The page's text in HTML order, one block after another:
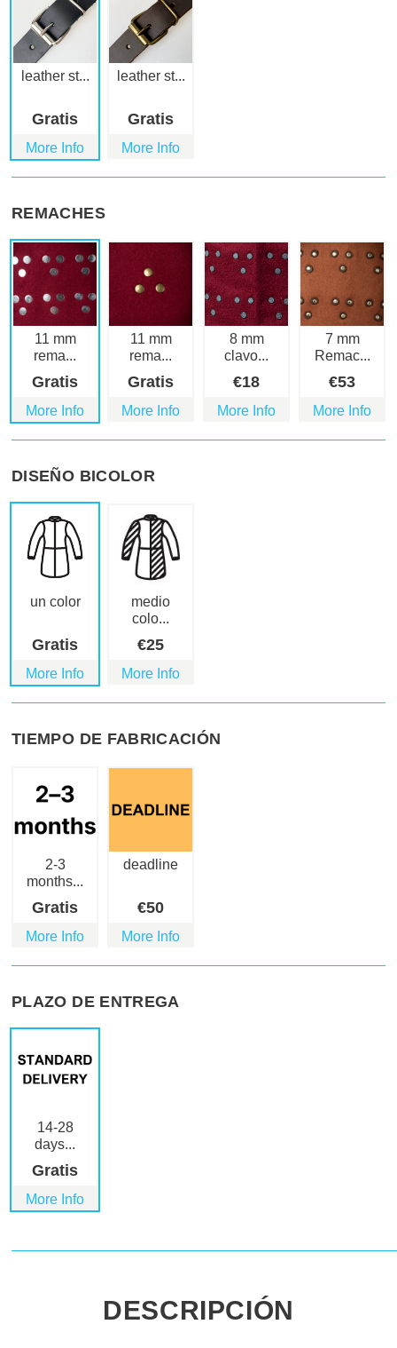
leather st...
Gratis
More Info
leather st...
Gratis
More Info
REMACHES
11 mm
rema...
Gratis
More Info
11 mm
rema...
Gratis
More Info
8 mm
clavo...
€18
More Info
7 mm
Remac...
€53
More Info
DISEÑO BICOLOR
un color
Gratis
More Info
medio
colo...
€25
More Info
TIEMPO DE FABRICACIÓN
2-3
months...
Gratis
More Info
deadline
€50
More Info
PLAZO DE ENTREGA
14-28
days...
Gratis
More Info
DESCRIPCIÓN